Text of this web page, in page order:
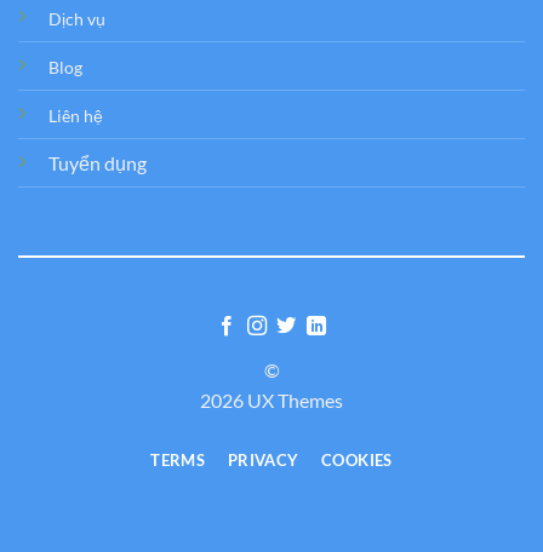
Dịch vụ
Blog
Liên hệ
Tuyển dụng
©
2026 UX Themes
TERMS PRIVACY COOKIES